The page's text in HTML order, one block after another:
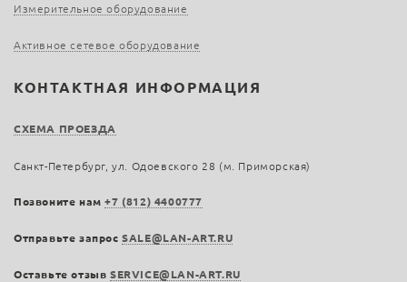
Измерительное оборудование
Активное сетевое оборудование
КОНТАКТНАЯ ИНФОРМАЦИЯ
СХЕМА ПРОЕЗДА
Санкт-Петербург, ул. Одоевского 28 (м. Приморская)
Позвоните нам+7 (812) 4400777
Отправьте запросSALE@LAN-ART.RU
Оставьте отзыв SERVICE@LAN-ART.RU